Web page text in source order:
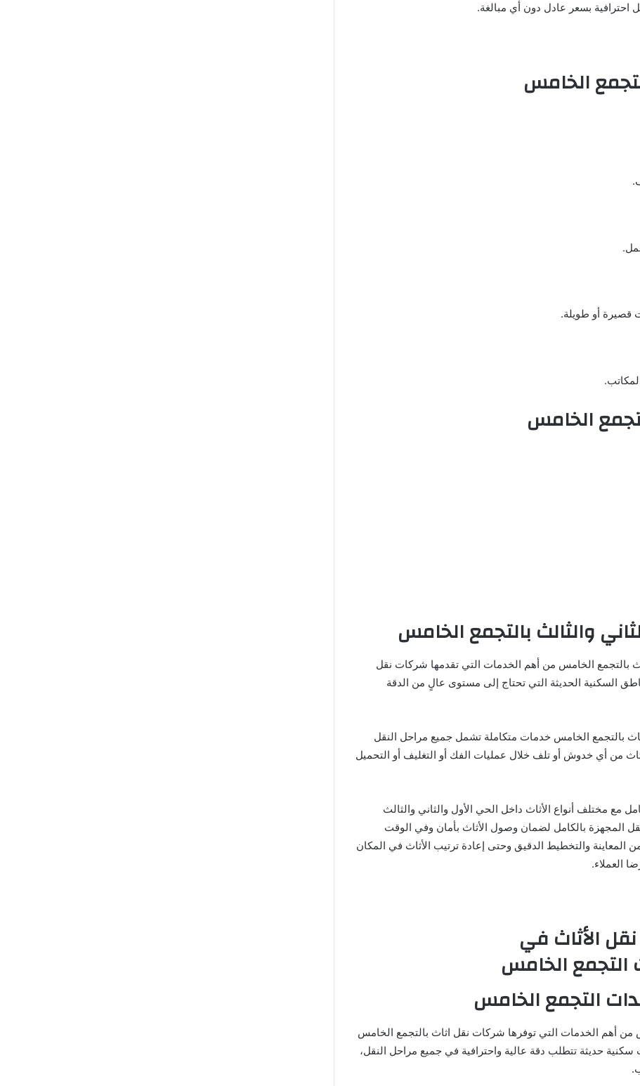
احترافية بسعر عادل دون أي مبالغة.
الخامس
قصيرة أو طويلة.
الخامس
والثالث بالتجمع الخامس
بالتجمع الخامس من أهم الخدمات التي تقدمها شركات نقل
السكنية الحديثة التي تحتاج إلى مستوى عالٍ من الدقة
بالتجمع الخامس خدمات متكاملة تشمل جميع مراحل النقل
من أي خدوش أو تلف خلال عمليات الفك أو التغليف أو التحميل
مختلف أنواع الأثاث داخل الحي الأول والثاني والثالث
المجهزة بالكامل لضمان وصول الأثاث بأمان وفي الوقت
والتخطيط الدقيق وحتى إعادة ترتيب الأثاث في المكان
العملاء.
التجمع الخامس
من أهم الخدمات التي توفرها شركات نقل اثاث بالتجمع الخامس
حديثة تتطلب دقة عالية واحترافية في جميع مراحل النقل،